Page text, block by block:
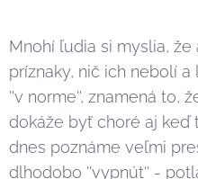
Mnohí ľudia si myslia, že
príznaky, nič ich nebolí
''v norme'', znamená to,
dokáže byť choré aj keď
dnes poznáme veľmi
dlhodobo ''vypnút'' -